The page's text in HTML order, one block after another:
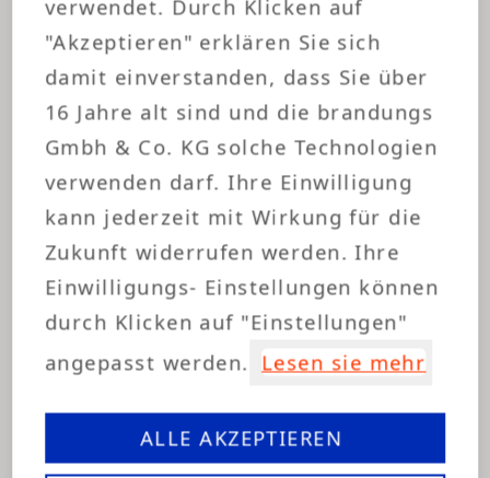
+18 % höhere Wiederkaufsrate
Bestellung
+12 % Umsatz pro Kunde durch Cross-Selling
Vorteile für Händler
Direkter Draht zum Kunden – keine
Abhängigkeit von Suchmaschinen oder
Social-Ads
verwendet. Durch Klicken auf
"Akzeptieren" erklären Sie sich
damit einverstanden, dass Sie über
16 Jahre alt sind und die brandungs
Gmbh & Co. KG solche Technologien
verwenden darf. Ihre Einwilligung
kann jederzeit mit Wirkung für die
Zukunft widerrufen werden. Ihre
Einwilligungs- Einstellungen können
durch Klicken auf "Einstellungen"
angepasst werden. Lesen sie mehr
ALLE AKZEPTIEREN